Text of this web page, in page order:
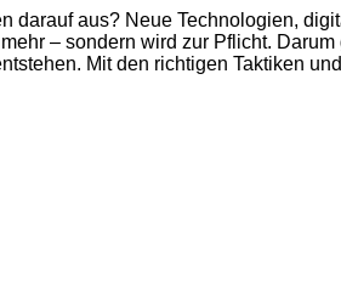
darauf aus? Neue Technologien,
– sondern wird zur Pflicht.
Mit den richtigen Taktiken